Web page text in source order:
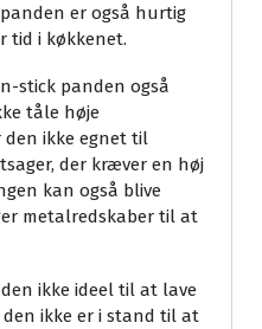
er også hurtig
tid i køkkenet.
stick panden også
tåle høje
den ikke egnet til
der kræver en høj
kan også blive
metalredskaber til at
ikke ideel til at lave
ikke er i stand til at